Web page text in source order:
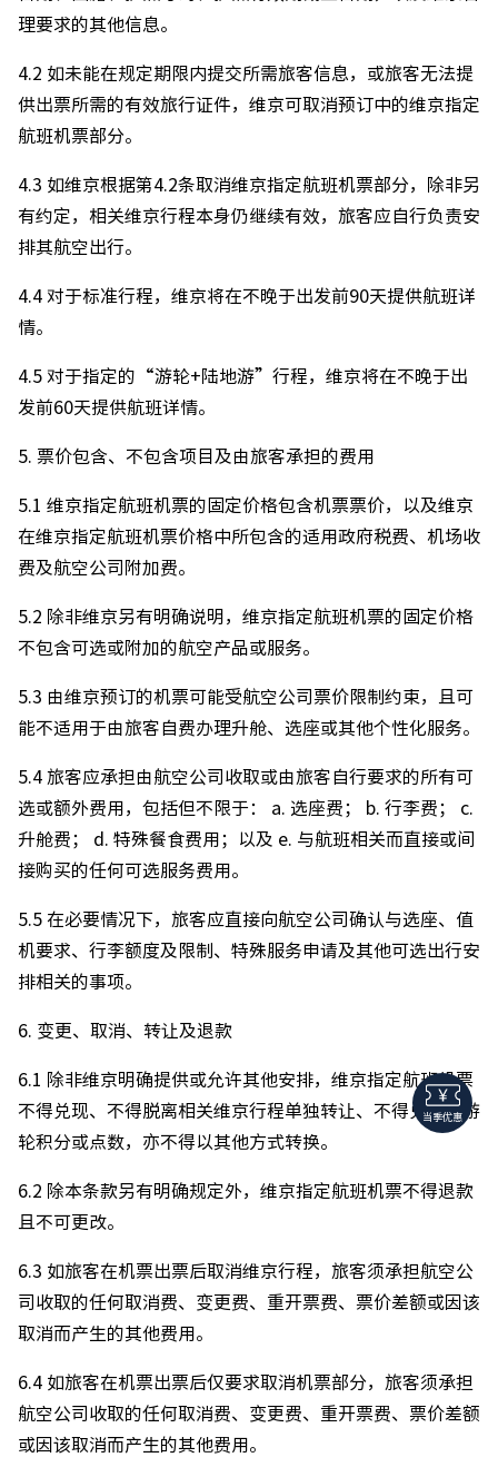
当季优惠
理要求的其他信息。
4.2 如未能在规定期限内提交所需旅客信息，或旅客无法提
供出票所需的有效旅行证件，维京可取消预订中的维京指定
航班机票部分。
4.3 如维京根据第4.2条取消维京指定航班机票部分，除非另
有约定，相关维京行程本身仍继续有效，旅客应自行负责安
排其航空出行。
4.4 对于标准行程，维京将在不晚于出发前90天提供航班详
情。
4.5 对于指定的“游轮+陆地游”行程，维京将在不晚于出
发前60天提供航班详情。
5. 票价包含、不包含项目及由旅客承担的费用
5.1 维京指定航班机票的固定价格包含机票票价，以及维京
在维京指定航班机票价格中所包含的适用政府税费、机场收
费及航空公司附加费。
5.2 除非维京另有明确说明，维京指定航班机票的固定价格
不包含可选或附加的航空产品或服务。
5.3 由维京预订的机票可能受航空公司票价限制约束，且可
能不适用于由旅客自费办理升舱、选座或其他个性化服务。
5.4 旅客应承担由航空公司收取或由旅客自行要求的所有可
选或额外费用，包括但不限于： a. 选座费； b. 行李费； c.
升舱费； d. 特殊餐食费用；以及 e. 与航班相关而直接或间
接购买的任何可选服务费用。
5.5 在必要情况下，旅客应直接向航空公司确认与选座、值
机要求、行李额度及限制、特殊服务申请及其他可选出行安
排相关的事项。
6. 变更、取消、转让及退款
6.1 除非维京明确提供或允许其他安排，维京指定航班机票
不得兑现、不得脱离相关维京行程单独转让、不得兑换为游
轮积分或点数，亦不得以其他方式转换。
6.2 除本条款另有明确规定外，维京指定航班机票不得退款
且不可更改。
6.3 如旅客在机票出票后取消维京行程，旅客须承担航空公
司收取的任何取消费、变更费、重开票费、票价差额或因该
取消而产生的其他费用。
6.4 如旅客在机票出票后仅要求取消机票部分，旅客须承担
航空公司收取的任何取消费、变更费、重开票费、票价差额
或因该取消而产生的其他费用。